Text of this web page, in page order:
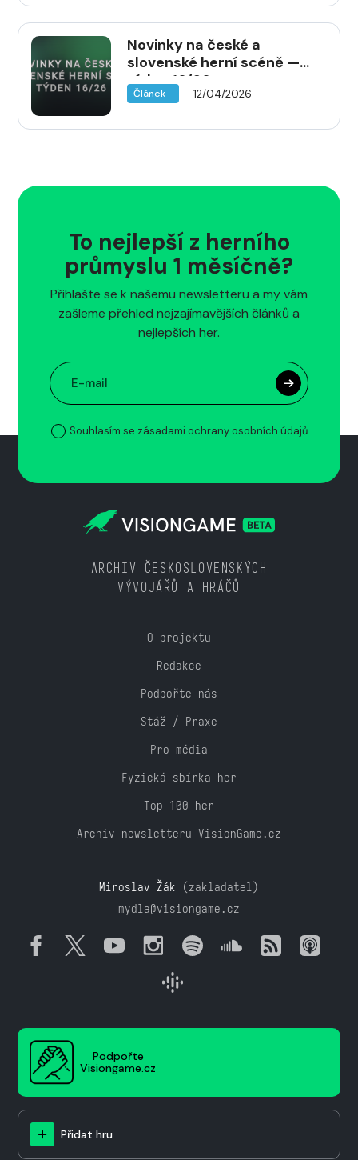
Novinky na české a
slovenské herní scéně —
týden 16/26
Článek - 12/04/2026
To nejlepší z herního
průmyslu 1 měsíčně?
Přihlašte se k našemu newsletteru a my vám
zašleme přehled nejzajímavějších článků a
nejlepších her.
Souhlasím se zásadami ochrany osobních údajů
ARCHIV ČESKOSLOVENSKÝCH
VÝVOJÁŘŮ A HRÁČŮ
O projektu
Redakce
Podpořte nás
Stáž / Praxe
Pro média
Fyzická sbírka her
Top 100 her
Archiv newsletteru VisionGame.cz
Miroslav Žák (zakladatel)
mydla@visiongame.cz
Podpořte
Visiongame.cz
Přidat hru